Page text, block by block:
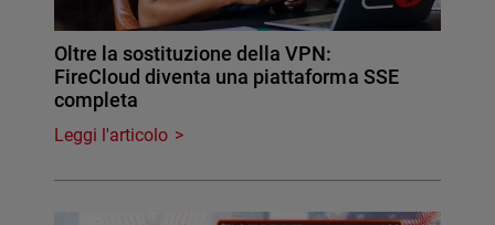
Oltre la sostituzione della VPN:
FireCloud diventa una piattaforma SSE
completa
Leggi l'articolo